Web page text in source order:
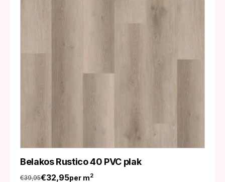
Belakos Rustico 40 PVC plak
€39,95€32,95per m2